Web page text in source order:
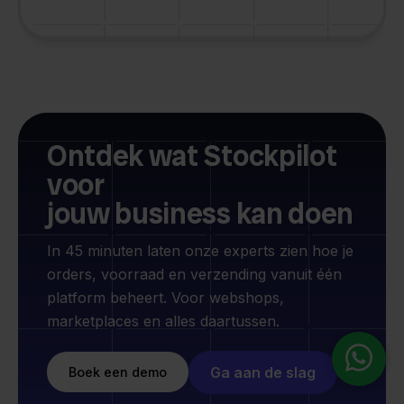
Ontdek wat Stockpilot
voor
jouw business kan doen
In 45 minuten laten onze experts zien hoe je
orders, voorraad en verzending vanuit één
platform beheert. Voor webshops,
marketplaces en alles daartussen.
Boek een demo Ga aan de slag